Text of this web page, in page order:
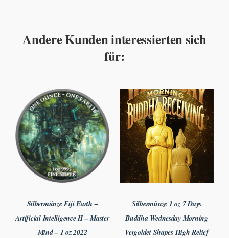
Andere Kunden interessierten sich
für:
Silbermünze Fiji Earth –
Artificial Intelligence II – Master
Mind – 1 oz 2022
Silbermünze 1 oz 7 Days
Buddha Wednesday Morning
Vergoldet Shapes High Relief